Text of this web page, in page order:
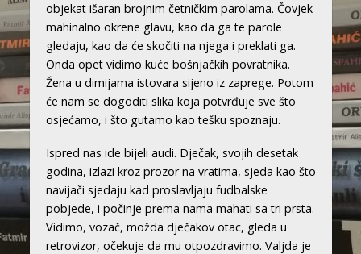
objekat išaran brojnim četničkim parolama. Čovjek
mahinalno okrene glavu, kao da ga te parole
gledaju, kao da će skočiti na njega i preklati ga.
Onda opet vidimo kuće bošnjačkih povratnika.
Žena u dimijama istovara sijeno iz zaprege. Potom
će nam se dogoditi slika koja potvrđuje sve što
osjećamo, i što gutamo kao tešku spoznaju.
Ispred nas ide bijeli audi. Dječak, svojih desetak
godina, izlazi kroz prozor na vratima, sjeda kao što
navijači sjedaju kad proslavljaju fudbalske
pobjede, i počinje prema nama mahati sa tri prsta.
Vidimo, vozač, možda dječakov otac, gleda u
retrovizor, očekuje da mu otpozdravimo. Valjda je